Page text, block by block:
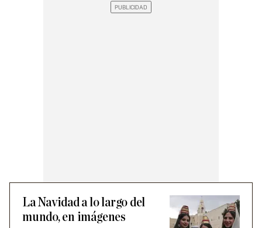
La Navidad a lo largo del
mundo, en imágenes